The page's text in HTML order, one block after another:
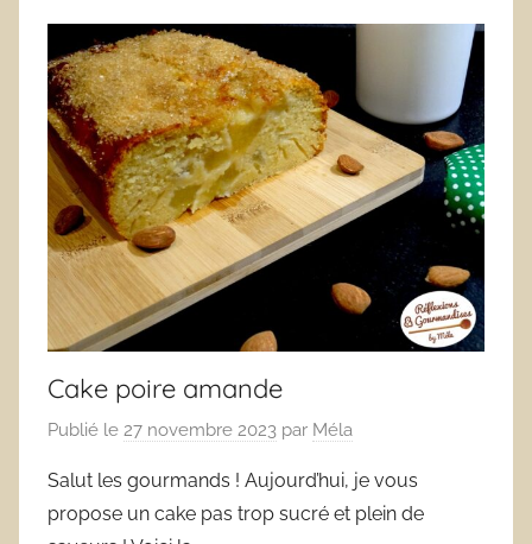
Cake poire amande
Publié le 27 novembre 2023 par Méla
Salut les gourmands ! Aujourd’hui, je vous
propose un cake pas trop sucré et plein de